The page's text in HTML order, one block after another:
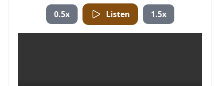
0.5x Listen 1.5x